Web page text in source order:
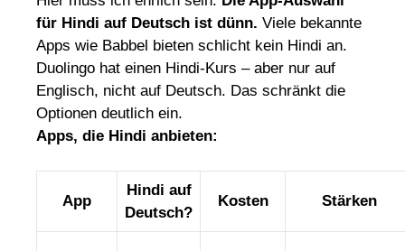
für Hindi auf Deutsch ist dünn. Viele bekannte
Apps wie Babbel bieten schlicht kein Hindi an.
Duolingo hat einen Hindi-Kurs – aber nur auf
Englisch, nicht auf Deutsch. Das schränkt die
Optionen deutlich ein.
Apps, die Hindi anbieten:
App
Hindi auf
Deutsch?
Kosten Stärken